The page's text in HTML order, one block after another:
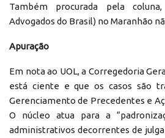
Também procurada pela
Advogados do Brasil) no Maranhão
Apuração
Em nota ao UOL, a Corregedoria
está ciente e que os casos são
Gerenciamento de Precedentes e
O núcleo atua para a
administrativos decorrentes de